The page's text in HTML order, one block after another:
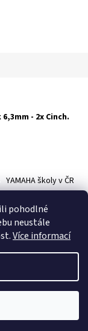
pohodlné
neustále
Více informací
- 2x Cinch.
YAMAHA školy v ČR
. Všechna práva